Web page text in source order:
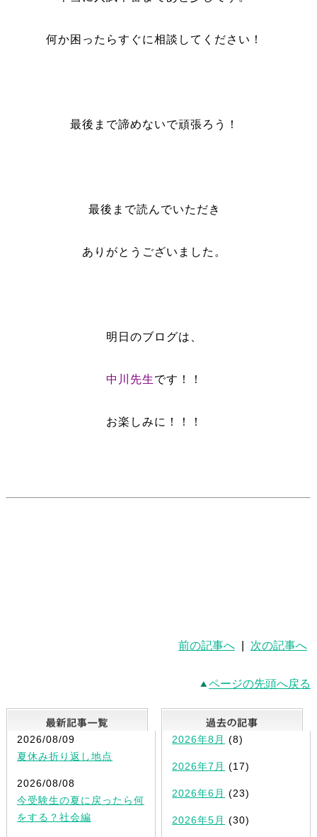
何か困ったらすぐに相談してください！
最後まで諦めないで頑張ろう！
最後まで読んでいただき
ありがとうございました。
明日のブログは、
中川先生です！！
お楽しみに！！！
前の記事へ 次の記事へ
ページの先頭へ戻る
最新記事一覧
2026/08/09
夏休み折り返し地点
2026/08/08
今受験生の夏に戻ったら何
をする？社会編
2026年8月 (8)
2026年7月 (17)
2026年6月 (23)
2026年5月 (30)